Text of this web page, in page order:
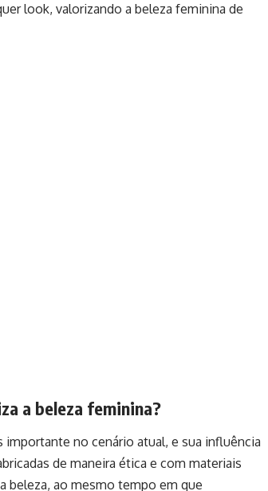
look, valorizando a beleza feminina de
a beleza feminina?
no cenário atual, e sua influência
de maneira ética e com materiais
beleza, ao mesmo tempo em que